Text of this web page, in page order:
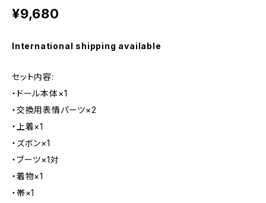
¥9,680
International shipping available
セット内容:
・ドール本体×1
・交換用表情パーツ×2
・上着×1
・ズボン×1
・ブーツ×1対
・着物×1
・帯×1